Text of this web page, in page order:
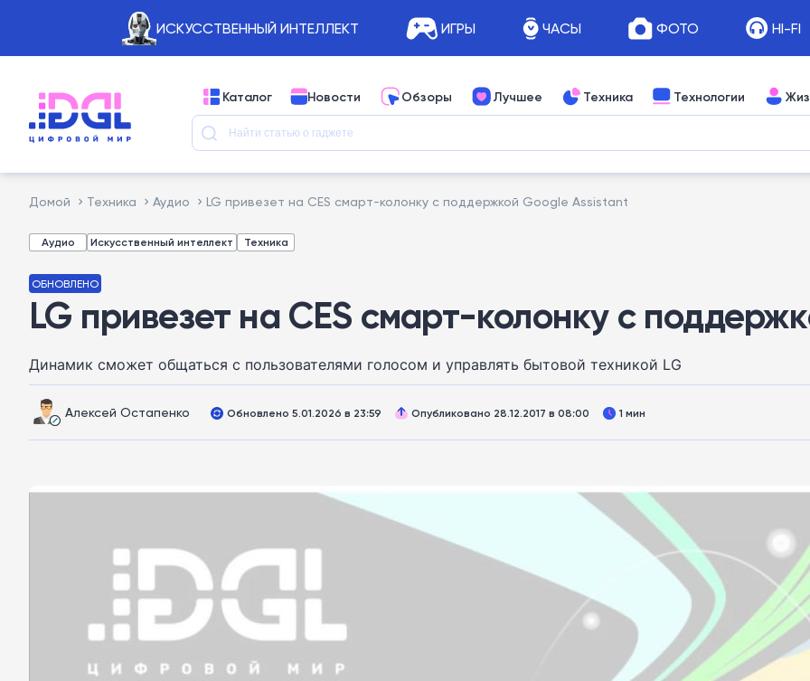
ИСКУССТВЕННЫЙ ИНТЕЛЛЕКТ ИГРЫ ЧАСЫ ФОТО HI-FI
Каталог Новости Обзоры Лучшее Техника Технологии
Домой Техника Аудио LG привезет на CES смарт-колонку с поддержкой Google Assistant
Аудио Искусственный интеллект Техника
ОБНОВЛЕНО
LG привезет на CES смарт-колонку с
Динамик сможет общаться с пользователями голосом и управлять бытовой техникой LG
Алексей Остапенко Обновлено 5.01.2026 в 23:59 Опубликовано 28.12.2017 в 08:00 1 мин